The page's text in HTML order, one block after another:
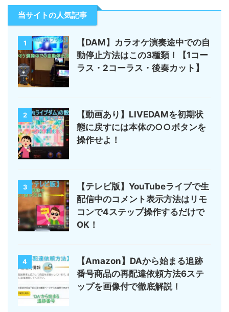
当サイトの人気記事
1
【DAM】カラオケ演奏途中での自
動停止方法はこの3種類！【1コー
ラス・2コーラス・後奏カット】
2
【動画あり】LIVEDAMを初期状
態に戻すには本体の○○ボタンを
操作せよ！
3
【テレビ版】YouTubeライブで生
配信中のコメント表示方法はリモ
コンで4ステップ操作するだけで
OK！
4
【Amazon】DAから始まる追跡
番号商品の再配達依頼方法6ステ
ップを画像付で徹底解説！